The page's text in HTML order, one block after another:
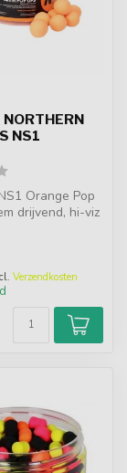
NORTHERN
NS1
Orange Pop
drijvend, hi-viz
Verzendkosten